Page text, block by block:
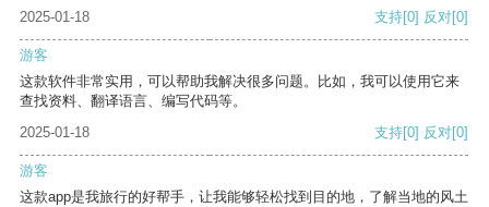
2025-01-18 支持[0] 反对[0]
游客
这款软件非常实用，可以帮助我解决很多问题。比如，我可以使用它来
查找资料、翻译语言、编写代码等。
2025-01-18
支持[0] 反对[0]
游客
这款app是我旅行的好帮手，让我能够轻松找到目的地，了解当地的风土